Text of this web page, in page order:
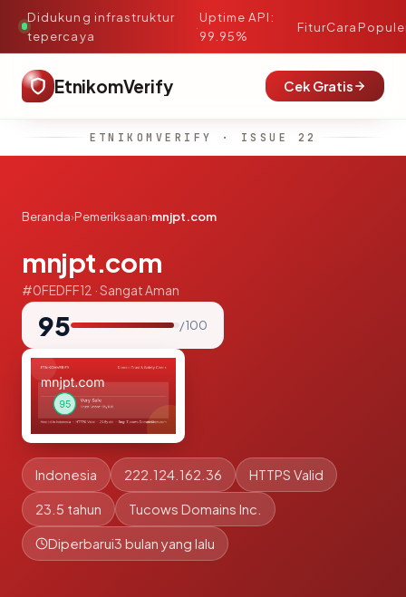
Didukung infrastruktur
tepercaya
·
Uptime API:
99.95%
FiturCara
EtnikomVerify Cek Gratis
ETNIKOMVERIFY · ISSUE 22
Beranda›Pemeriksaan›mnjpt.com
mnjpt.com
#0FEDFF12 · Sangat Aman
95 / 100
Indonesia 222.124.162.36 HTTPS Valid
23.5 tahun Tucows Domains Inc.
Diperbarui3 bulan yang lalu